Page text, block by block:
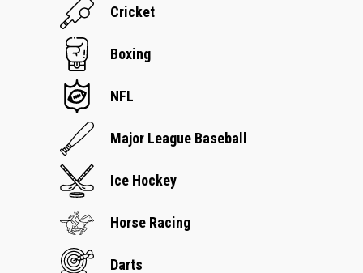
Cricket
Boxing
NFL
Major League Baseball
Ice Hockey
Horse Racing
Darts